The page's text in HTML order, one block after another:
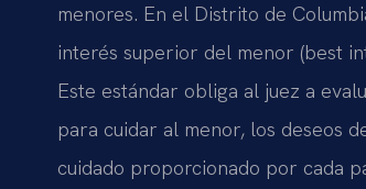
menores. En el Distrito de
interés superior del menor (best
Este estándar obliga al juez a
para cuidar al menor, los deseos
cuidado proporcionado por cada